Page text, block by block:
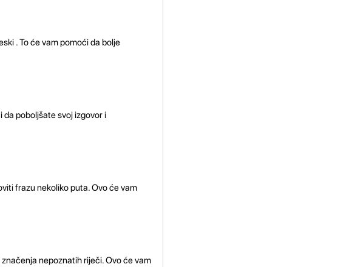
. To će vam pomoći da bolje
da poboljšate svoj izgovor i
frazu nekoliko puta. Ovo će vam
nepoznatih riječi. Ovo će vam